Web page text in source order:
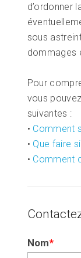
d’ordonner
sous
dommages
Pour
vous
suivantes :
• Comment
• Que faire
• Comment
Nom*
vous